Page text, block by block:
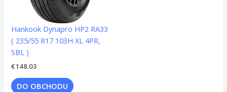
Hankook Dynapro HP2 RA33
( 235/55 R17 103H XL 4PR,
SBL )
€148.03
DO OBCHODU